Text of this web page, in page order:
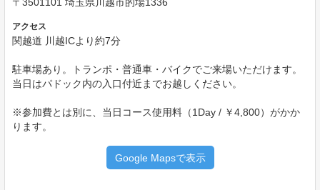
アクセス
関越道 川越ICより約7分
駐車場あり。トランポ・普通車・バイクでご来場いただけます。
当日はパドック内の入口付近までお越しください。
※参加費とは別に、当日コース使用料（1Day / ￥4,800）がかか
ります。
Google Mapsで表示